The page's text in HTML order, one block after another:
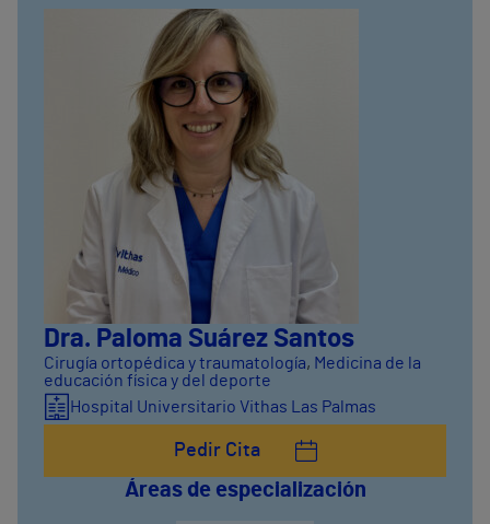
Dra. Paloma Suárez Santos
Cirugía ortopédica y traumatología, Medicina de la
educación física y del deporte
Hospital Universitario Vithas Las Palmas
Pedir Cita
Áreas de especialización